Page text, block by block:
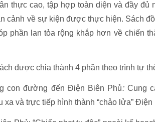
thực cao, tập hợp toàn diện và đầy đủ
cảnh về sự kiện được thực hiện. Sách
phần lan tỏa rộng khắp hơn về chiến
được chia thành 4 phần theo trình tự
con đường đến Điện Biên Phủ:Cung
xa và trực tiếp hình thành “chảo lửa” Điện